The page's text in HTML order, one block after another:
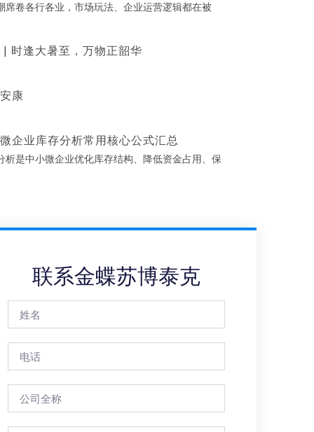
席卷各行各业，市场玩法、企业运营逻辑都在被
| 时逢大暑至，万物正韶华
康
企业库存分析常用核心公式汇总
析是中小微企业优化库存结构、降低资金占用、保
联系金蝶苏博泰克